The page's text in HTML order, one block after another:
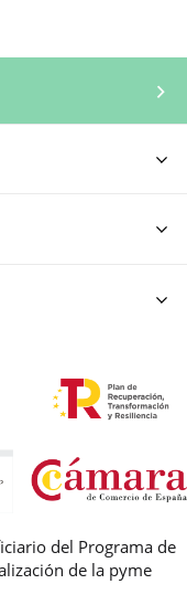
del Programa de
de la pyme